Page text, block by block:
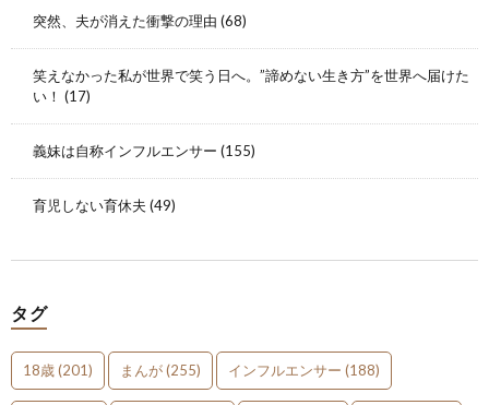
突然、夫が消えた衝撃の理由 (68)
笑えなかった私が世界で笑う日へ。”諦めない生き方”を世界へ届けた
い！ (17)
義妹は自称インフルエンサー (155)
育児しない育休夫 (49)
タグ
18歳(201) まんが(255) インフルエンサー (188)